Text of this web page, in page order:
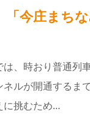
「今庄まち
、時おり普通列
ルが開通するま
に挑むため…